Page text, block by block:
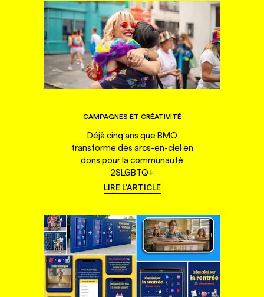
CAMPAGNES ET CRÉATIVITÉ
Déjà cinq ans que BMO
transforme des arcs-en-ciel en
dons pour la communauté
2SLGBTQ+
LIRE L'ARTICLE